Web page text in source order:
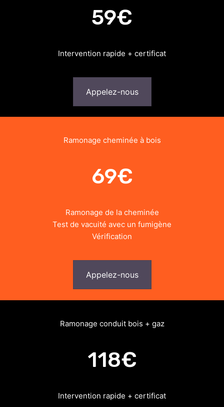
59€
Intervention rapide + certificat
Appelez-nous
Ramonage cheminée à bois
69€
Ramonage de la cheminée
Test de vacuité avec un fumigène
Vérification
Appelez-nous
Ramonage conduit bois + gaz
118€
Intervention rapide + certificat